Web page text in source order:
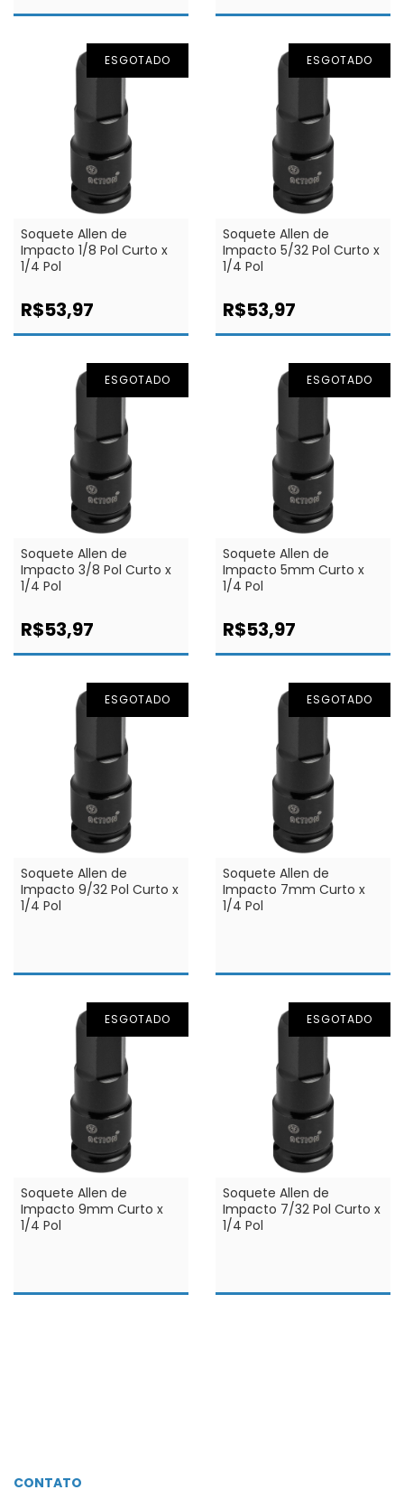
ESGOTADO
Soquete Allen de
Impacto 1/8 Pol Curto x
1/4 Pol
R$53,97
ESGOTADO
Soquete Allen de
Impacto 5/32 Pol Curto x
1/4 Pol
R$53,97
ESGOTADO
Soquete Allen de
Impacto 3/8 Pol Curto x
1/4 Pol
R$53,97
ESGOTADO
Soquete Allen de
Impacto 5mm Curto x
1/4 Pol
R$53,97
ESGOTADO
Soquete Allen de
Impacto 9/32 Pol Curto x
1/4 Pol
ESGOTADO
Soquete Allen de
Impacto 7mm Curto x
1/4 Pol
ESGOTADO
Soquete Allen de
Impacto 9mm Curto x
1/4 Pol
ESGOTADO
Soquete Allen de
Impacto 7/32 Pol Curto x
1/4 Pol
CONTATO